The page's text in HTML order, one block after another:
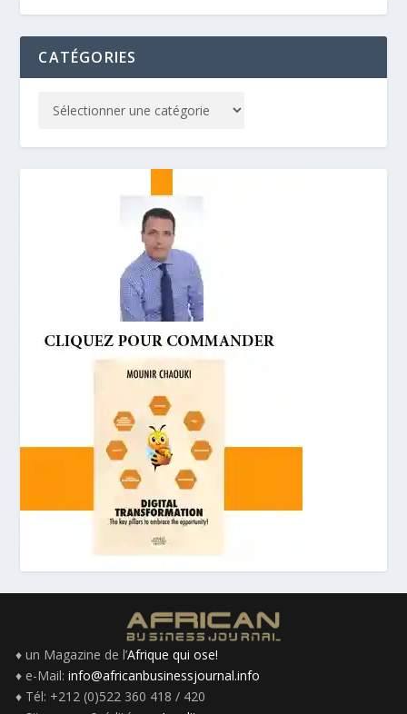
CATÉGORIES
♦ un Magazine de l’Afrique qui ose!
♦ e-Mail: info@africanbusinessjournal.info
♦ Tél: +212 (0)522 360 418 / 420